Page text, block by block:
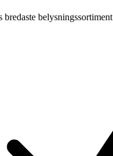
bredaste belysningssortiment